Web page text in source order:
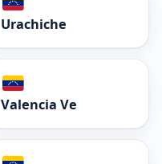
Urachiche
Valencia Ve